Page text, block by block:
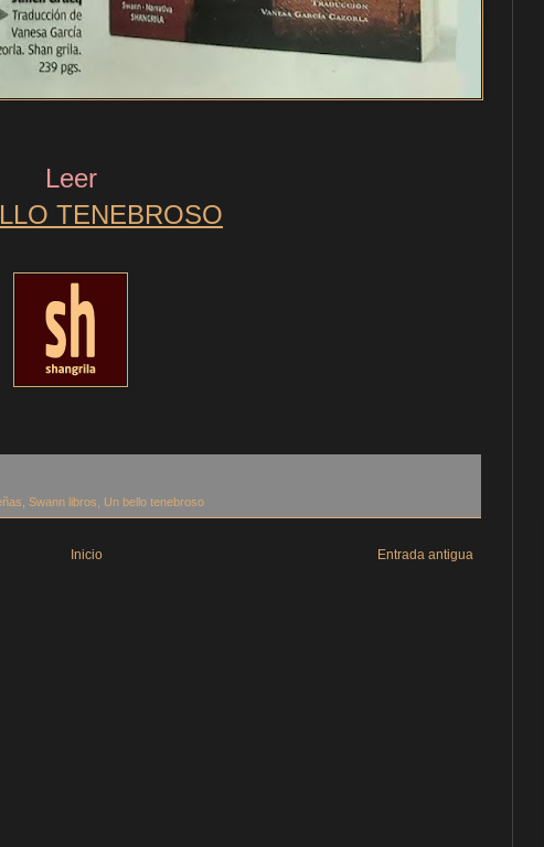
Leer
TENEBROSO
, Swann libros, Un bello tenebroso
Entrada antigua
Inicio